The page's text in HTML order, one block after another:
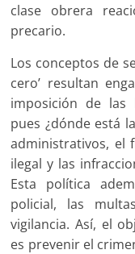
clase obrera
precario.
Los conceptos de
cero’ resultan
imposición de las
pues ¿dónde está
administrativos, el
ilegal y las
Esta política
policial, las
vigilancia. Así, el
es prevenir el